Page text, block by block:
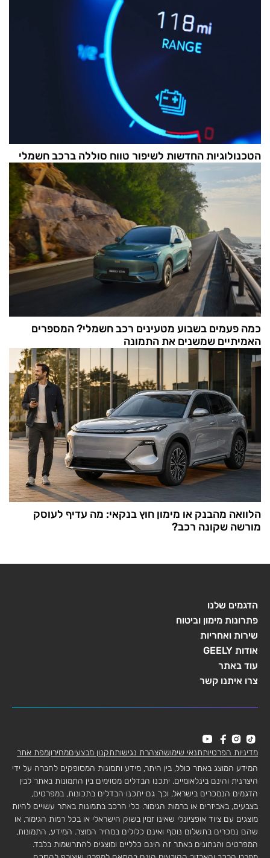
הטכנולוגיות החדשות לשיפור טווח סוללה ברכב חשמלי
כמה פעמים בשבוע מטעינים רכב חשמלי? המספרים
האמיתיים שמשנים את התמונה
הלוואה מהבנק או מימון חוץ בנקאי: מה עדיף לעוסק
מורשה שקונה רכב?
הדגמים שלנו
פתרונות מימון וביטוח
שירות ואחריות
אודות GEELY
עוד באתר
צרו איתנו קשר
מדיניות הפרטיותתנאי שימושהצהרת נגישותתקנון מבצעיםמחירוןמפת אתר
המידע המוצג באתר כולל, בין היתר, מידע ותמונות המסופקים לחברה על ידי
היצרנית והינם בינלאומיים. יתכנו הבדלים מסוימים בין התמונות באתר לבין
הדגמים הנמכרים בישראל, וכך גם יתכנו הבדלים בתכונות, במפרטים,
בצבעים, באביזרים או ברמות הגימור. כלי הרכב בתמונות באתר עשויים להיות
מוצגים עם ציוד אופציונלי שאינו זמין בשוק הישראלי או בכל רמות הגימור, או
שהם נמכרים בתשלום נוסף ואינם כלולים במחיר המוצר. המידע, התמונות,
המפרטים והנתונים באתר זה הינם כלליים ומוצגים להתרשמות בלבד.